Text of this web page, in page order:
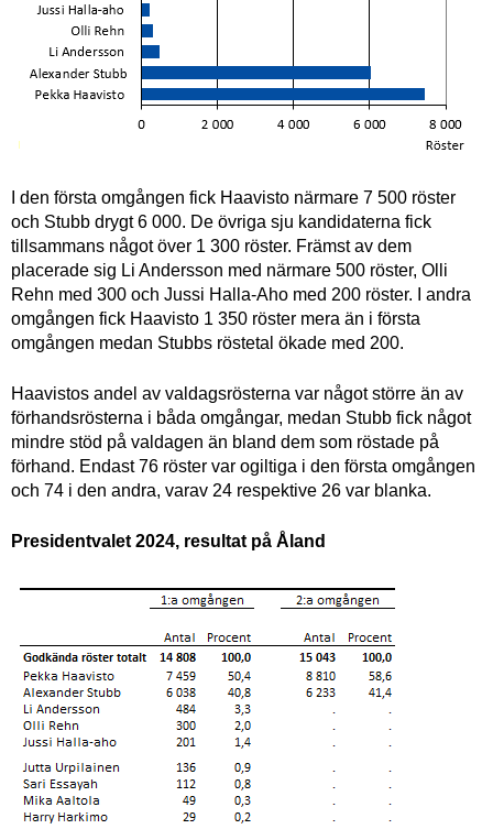
I den första omgången fick Haavisto närmare 7 500 röster
och Stubb drygt 6 000. De övriga sju kandidaterna fick
tillsammans något över 1 300 röster. Främst av dem
placerade sig Li Andersson med närmare 500 röster, Olli
Rehn med 300 och Jussi Halla-Aho med 200 röster. I andra
omgången fick Haavisto 1 350 röster mera än i första
omgången medan Stubbs röstetal ökade med 200.
Haavistos andel av valdagsrösterna var något större än av
förhandsrösterna i båda omgångar, medan Stubb fick något
mindre stöd på valdagen än bland dem som röstade på
förhand. Endast 76 röster var ogiltiga i den första omgången
och 74 i den andra, varav 24 respektive 26 var blanka.
Presidentvalet 2024, resultat på Åland